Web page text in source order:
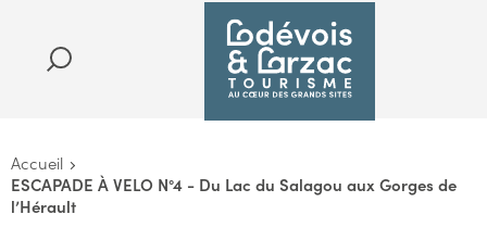
Accueil
ESCAPADE À VELO N°4 - Du Lac du Salagou aux Gorges de
l’Hérault